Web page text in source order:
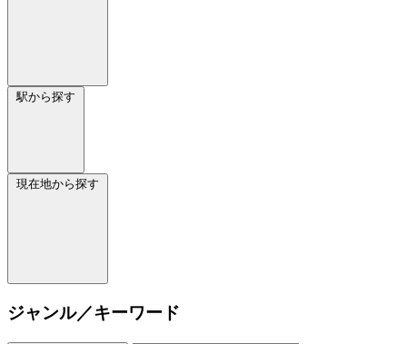
駅から探す
現在地から探す
ジャンル／キーワード